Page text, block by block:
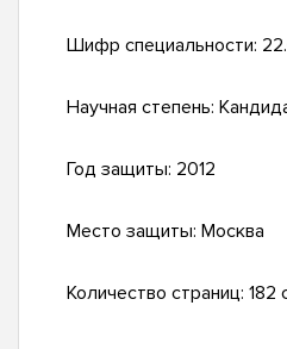
Шифр специальности:
Научная степень:
Год защиты: 2012
Место защиты: Москва
Количество страниц: 182